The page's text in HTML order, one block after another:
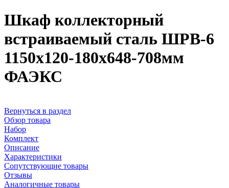
Шкаф коллекторный
встраиваемый сталь ШРВ-6
1150х120-180х648-708мм
ФАЭКС
Вернуться в раздел
Обзор товара
Набор
Комплект
Описание
Характеристики
Сопутствующие товары
Отзывы
Аналогичные товары